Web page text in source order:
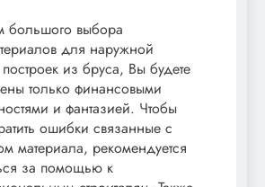
большого выбора
для наружной
из бруса, Вы будете
только финансовыми
и фантазией. Чтобы
ошибки связанные с
материала, рекомендуется
за помощью к